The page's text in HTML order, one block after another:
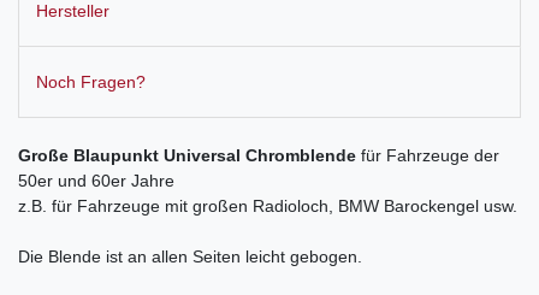
Hersteller
Noch Fragen?
Große Blaupunkt Universal Chromblende für Fahrzeuge der
50er und 60er Jahre
z.B. für Fahrzeuge mit großen Radioloch, BMW Barockengel usw.
Die Blende ist an allen Seiten leicht gebogen.